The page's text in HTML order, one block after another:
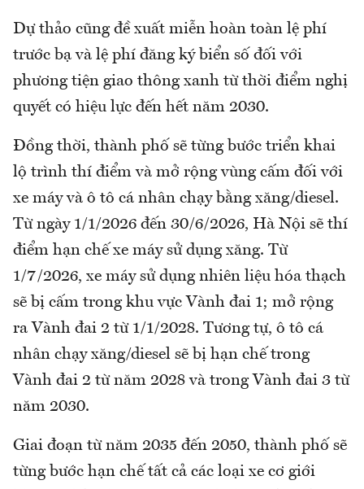
Dự thảo cũng đề xuất miễn hoàn toàn lệ phí
trước bạ và lệ phí đăng ký biển số đối với
phương tiện giao thông xanh từ thời điểm nghị
quyết có hiệu lực đến hết năm 2030.
Đồng thời, thành phố sẽ từng bước triển khai
lộ trình thí điểm và mở rộng vùng cấm đối với
xe máy và ô tô cá nhân chạy bằng xăng/diesel.
Từ ngày 1/1/2026 đến 30/6/2026, Hà Nội sẽ thí
điểm hạn chế xe máy sử dụng xăng. Từ
1/7/2026, xe máy sử dụng nhiên liệu hóa thạch
sẽ bị cấm trong khu vực Vành đai 1; mở rộng
ra Vành đai 2 từ 1/1/2028. Tương tự, ô tô cá
nhân chạy xăng/diesel sẽ bị hạn chế trong
Vành đai 2 từ năm 2028 và trong Vành đai 3 từ
năm 2030.
Giai đoạn từ năm 2035 đến 2050, thành phố sẽ
từng bước hạn chế tất cả các loại xe cơ giới